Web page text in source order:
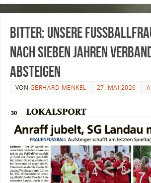
Bitter: Unsere
nach sieben Jahren
absteigen
VON GERHARD MENKEL 27. MAI 2026